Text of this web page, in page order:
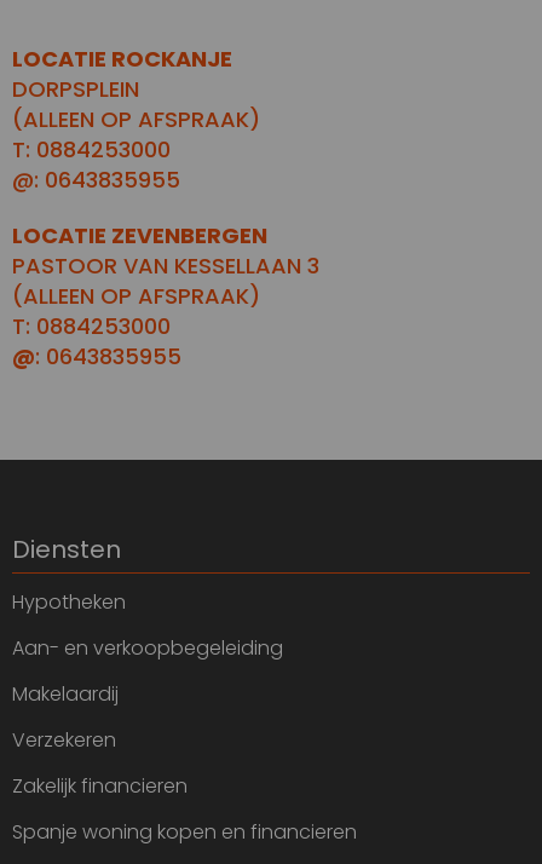
LOCATIE ROCKANJE
DORPSPLEIN
(ALLEEN OP AFSPRAAK)
T: 0884253000
@: 0643835955
LOCATIE ZEVENBERGEN
PASTOOR VAN KESSELLAAN 3
(ALLEEN OP AFSPRAAK)
T: 0884253000
@: 0643835955
Diensten
Hypotheken
Aan- en verkoopbegeleiding
Makelaardij
Verzekeren
Zakelijk financieren
Spanje woning kopen en financieren